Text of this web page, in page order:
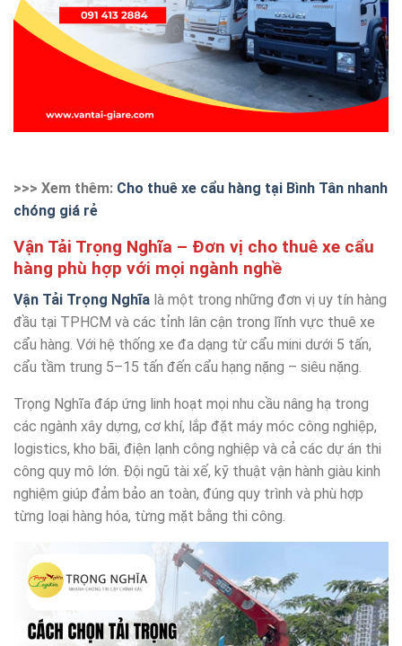
>>> Xem thêm: Cho thuê xe cẩu hàng tại Bình Tân nhanh
chóng giá rẻ
Vận Tải Trọng Nghĩa – Đơn vị cho thuê xe cẩu
hàng phù hợp với mọi ngành nghề
Vận Tải Trọng Nghĩa là một trong những đơn vị uy tín hàng
đầu tại TPHCM và các tỉnh lân cận trong lĩnh vực thuê xe
cẩu hàng. Với hệ thống xe đa dạng từ cẩu mini dưới 5 tấn,
cẩu tầm trung 5–15 tấn đến cẩu hạng nặng – siêu nặng.
Trọng Nghĩa đáp ứng linh hoạt mọi nhu cầu nâng hạ trong
các ngành xây dựng, cơ khí, lắp đặt máy móc công nghiệp,
logistics, kho bãi, điện lạnh công nghiệp và cả các dự án thi
công quy mô lớn. Đội ngũ tài xế, kỹ thuật vận hành giàu kinh
nghiệm giúp đảm bảo an toàn, đúng quy trình và phù hợp
từng loại hàng hóa, từng mặt bằng thi công.